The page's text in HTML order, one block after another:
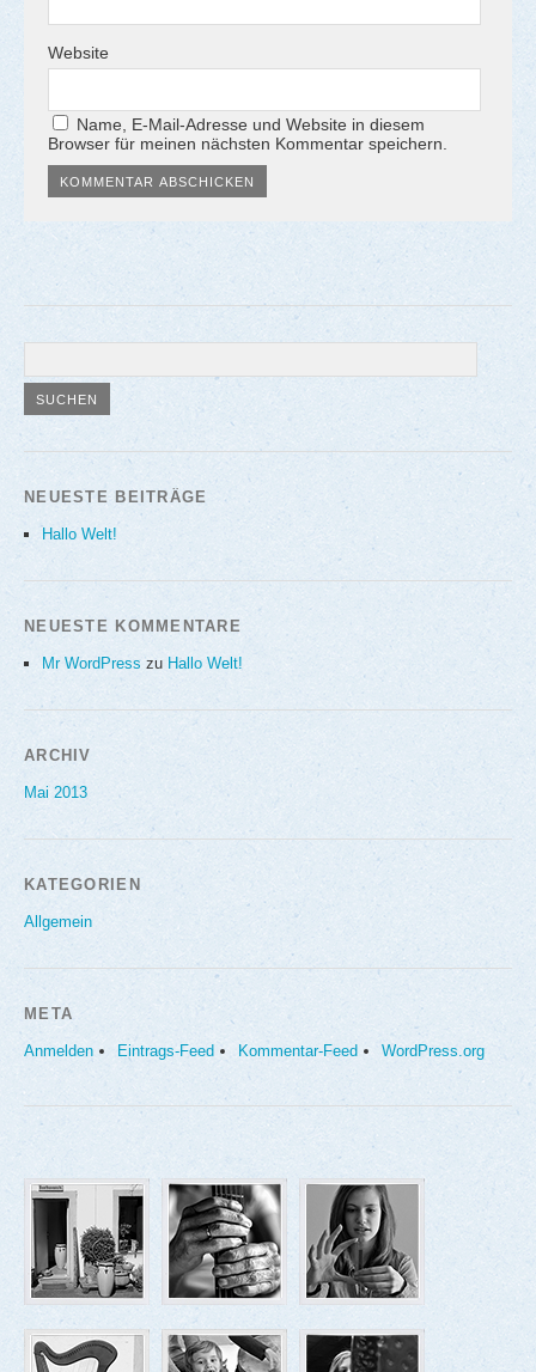
Website
Name, E-Mail-Adresse und Website in diesem
Browser für meinen nächsten Kommentar speichern.
NEUESTE BEITRÄGE
Hallo Welt!
NEUESTE KOMMENTARE
Mr WordPress zu Hallo Welt!
ARCHIV
Mai 2013
KATEGORIEN
Allgemein
META
Anmelden Eintrags-Feed Kommentar-Feed WordPress.org